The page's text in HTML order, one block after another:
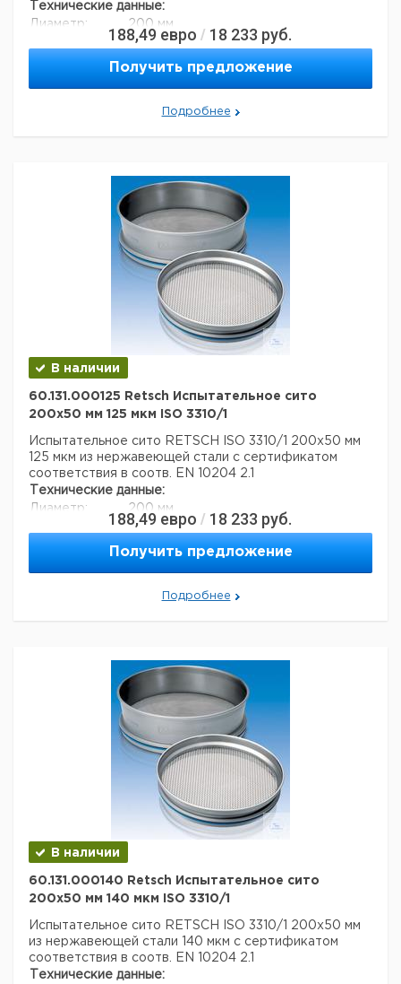
Технические данные:
Диаметр:
200 мм
350 г
Высота:
50 мм
90 мкм
188,49 евро / 18 233 руб.
Получить предложение
Подробнее
В наличии
60.131.000125 Retsch Испытательное сито
200x50 мм 125 мкм ISO 3310/1
Испытательное сито RETSCH ISO 3310/1 200x50 мм
125 мкм из нержавеющей стали с сертификатом
соответствия в соотв. EN 10204 2.1
Технические данные:
Диаметр:
200 мм
350 г
Высота:
50 мм
125 мкм
188,49 евро / 18 233 руб.
Получить предложение
Подробнее
В наличии
60.131.000140 Retsch Испытательное сито
200x50 мм 140 мкм ISO 3310/1
Испытательное сито RETSCH ISO 3310/1 200x50 мм
из нержавеющей стали 140 мкм с сертификатом
соответствия в соотв. EN 10204 2.1
Технические данные: